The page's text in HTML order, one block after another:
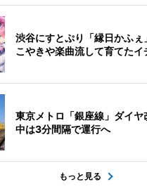
渋谷にすとぷり「縁日かふ
こやきや楽曲流して育てたイ
東京メトロ「銀座線」ダイ
中は3分間隔で運行へ
もっと見る